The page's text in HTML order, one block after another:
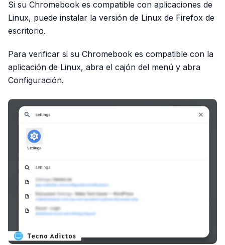
Si su Chromebook es compatible con aplicaciones de
Linux, puede instalar la versión de Linux de Firefox de
escritorio.
Para verificar si su Chromebook es compatible con la
aplicación de Linux, abra el cajón del menú y abra
Configuración.